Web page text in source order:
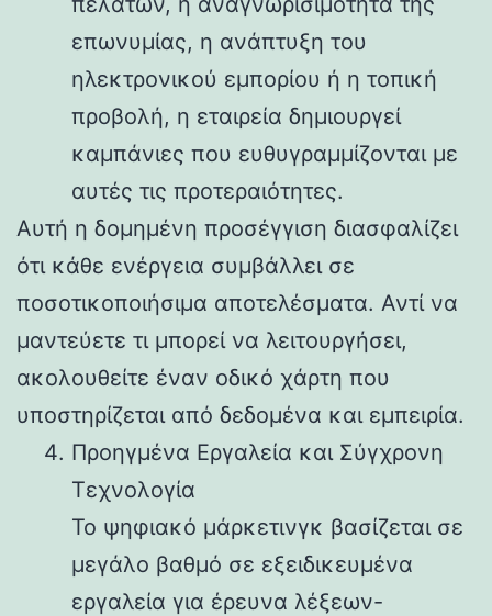
επωνυμίας, η ανάπτυξη του
ηλεκτρονικού εμπορίου ή η τοπική
προβολή, η εταιρεία δημιουργεί
καμπάνιες που ευθυγραμμίζονται με
αυτές τις προτεραιότητες.
Αυτή η δομημένη προσέγγιση διασφαλίζει
ότι κάθε ενέργεια συμβάλλει σε
ποσοτικοποιήσιμα αποτελέσματα. Αντί να
μαντεύετε τι μπορεί να λειτουργήσει,
ακολουθείτε έναν οδικό χάρτη που
υποστηρίζεται από δεδομένα και εμπειρία.
Προηγμένα Εργαλεία και Σύγχρονη
Τεχνολογία
Το ψηφιακό μάρκετινγκ βασίζεται σε
μεγάλο βαθμό σε εξειδικευμένα
εργαλεία για έρευνα λέξεων-